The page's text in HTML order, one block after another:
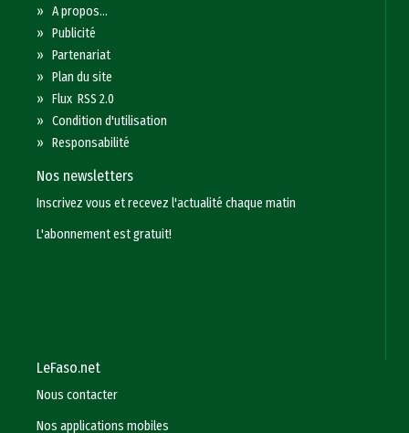
»A propos...
»Publicité
»Partenariat
»Plan du site
»Flux RSS 2.0
»Condition d'utilisation
»Responsabilité
Nos newsletters
Inscrivez vous et recevez l'actualité chaque matin
L'abonnement est gratuit!
LeFaso.net
Nous contacter
Nos applications mobiles